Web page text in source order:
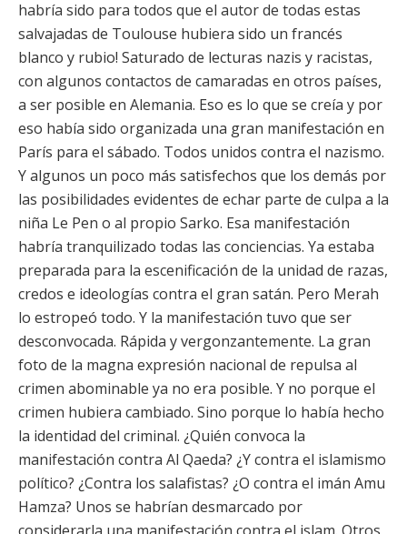
habría sido para todos que el autor de todas estas
salvajadas de Toulouse hubiera sido un francés
blanco y rubio! Saturado de lecturas nazis y racistas,
con algunos contactos de camaradas en otros países,
a ser posible en Alemania. Eso es lo que se creía y por
eso había sido organizada una gran manifestación en
París para el sábado. Todos unidos contra el nazismo.
Y algunos un poco más satisfechos que los demás por
las posibilidades evidentes de echar parte de culpa a la
niña Le Pen o al propio Sarko. Esa manifestación
habría tranquilizado todas las conciencias. Ya estaba
preparada para la escenificación de la unidad de razas,
credos e ideologías contra el gran satán. Pero Merah
lo estropeó todo. Y la manifestación tuvo que ser
desconvocada. Rápida y vergonzantemente. La gran
foto de la magna expresión nacional de repulsa al
crimen abominable ya no era posible. Y no porque el
crimen hubiera cambiado. Sino porque lo había hecho
la identidad del criminal. ¿Quién convoca la
manifestación contra Al Qaeda? ¿Y contra el islamismo
político? ¿Contra los salafistas? ¿O contra el imán Amu
Hamza? Unos se habrían desmarcado por